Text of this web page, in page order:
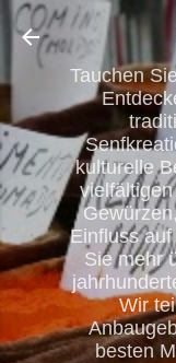
Tauchen
kulturelle
Einfluss
Sie mehr
Wir
besten